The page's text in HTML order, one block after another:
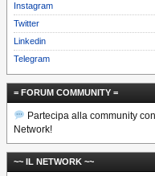
Instagram
Twitter
Linkedin
Telegram
= FORUM COMMUNITY =
Partecipa alla community
Network!
~~ IL NETWORK ~~